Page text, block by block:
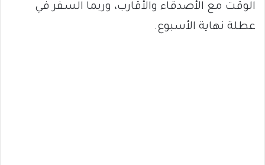
الوقت مع الأصدقاء والأقارب، وربما السفر في
عطلة نهاية الأسبوع.